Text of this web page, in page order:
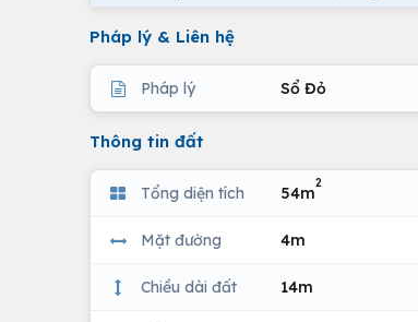
Pháp lý & Liên hệ
Pháp lý Sổ Đỏ
Thông tin đất
Tổng diện tích 54m
2
Mặt đường 4m
Chiều dài đất 14m